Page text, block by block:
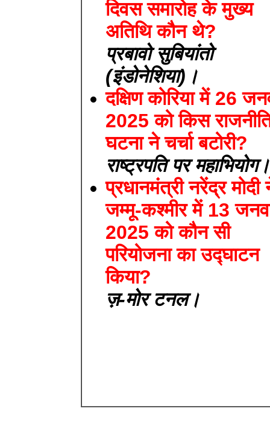
दिवस समारोह के मुख्य
अतिथि कौन थे?
प्रबावो सुबियांतो
(इंडोनेशिया)।
दक्षिण कोरिया में 26
2025 को किस
घटना ने चर्चा बटोरी?
राष्ट्रपति पर महाभियोग।
प्रधानमंत्री नरेंद्र मोदी
जम्मू-कश्मीर में 13
2025 को कौन सी
परियोजना का उद्घाटन
किया?
ज़-मोर टनल।